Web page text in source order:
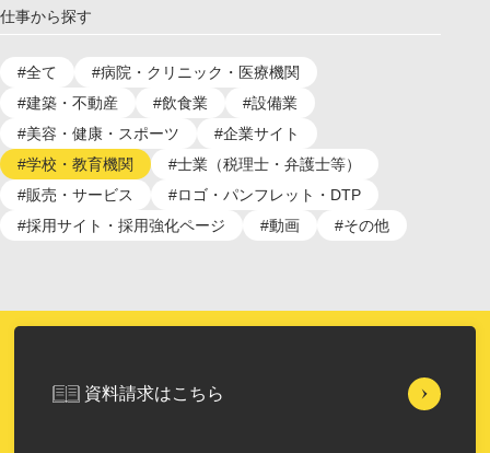
仕事から探す
#全て
#病院・クリニック・医療機関
#建築・不動産
#飲食業
#設備業
#美容・健康・スポーツ
#企業サイト
#学校・教育機関
#士業（税理士・弁護士等）
#販売・サービス
#ロゴ・パンフレット・DTP
#採用サイト・採用強化ページ
#動画 #その他
資料請求はこちら